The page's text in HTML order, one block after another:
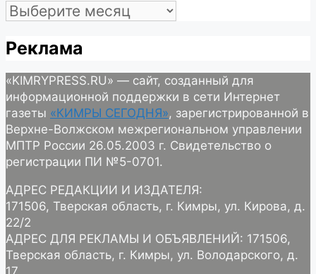
Архив
Реклама
«KIMRYPRESS.RU» — сайт, созданный для
информационной поддержки в сети Интернет
газеты «КИМРЫ СЕГОДНЯ», зарегистрированной в
Верхне-Волжском межрегиональном управлении
МПТР России 26.05.2003 г. Свидетельство о
регистрации ПИ №5-0701.
АДРЕС РЕДАКЦИИ И ИЗДАТЕЛЯ:
171506, Тверская область, г. Кимры, ул. Кирова, д.
22/2
АДРЕС ДЛЯ РЕКЛАМЫ И ОБЪЯВЛЕНИЙ: 171506,
Тверская область, г. Кимры, ул. Володарского, д.